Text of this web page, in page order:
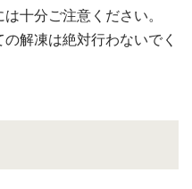
十分ご注意ください。
解凍は絶対行わないでく